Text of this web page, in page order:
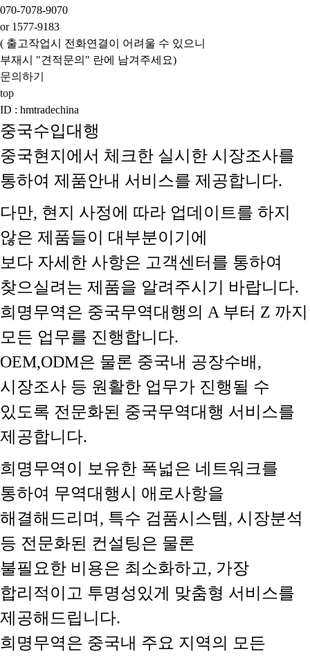
070-7078-9070
or 1577-9183
( 출고작업시 전화연결이 어려울 수 있으니
부재시 "견적문의" 란에 남겨주세요)
문의하기
top
ID : hmtradechina
중국수입대행
중국현지에서 체크한 실시한 시장조사를
통하여 제품안내 서비스를 제공합니다.
다만, 현지 사정에 따라 업데이트를 하지
않은 제품들이 대부분이기에
보다 자세한 사항은 고객센터를 통하여
찾으실려는 제품을 알려주시기 바랍니다.
희명무역은 중국무역대행의 A 부터 Z 까지
모든 업무를 진행합니다.
OEM,ODM은 물론 중국내 공장수배,
시장조사 등 원활한 업무가 진행될 수
있도록 전문화된 중국무역대행 서비스를
제공합니다.
희명무역이 보유한 폭넓은 네트워크를
통하여 무역대행시 애로사항을
해결해드리며, 특수 검품시스템, 시장분석
등 전문화된 컨설팅은 물론
불필요한 비용은 최소화하고, 가장
합리적이고 투명성있게 맞춤형 서비스를
제공해드립니다.
희명무역은 중국내 주요 지역의 모든